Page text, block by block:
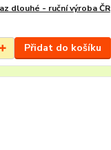
dlouhé - ruční výroba ČR
Přidat do košíku